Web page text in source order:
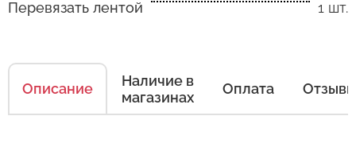
Перевязать лентой
1 шт.
Описание
Наличие в
магазинах
Оплата Отзывы
Есть несколько простых правил, чтобы цветы
в Вашем букете или композиции сохраняли
свежесть как можно дольше.